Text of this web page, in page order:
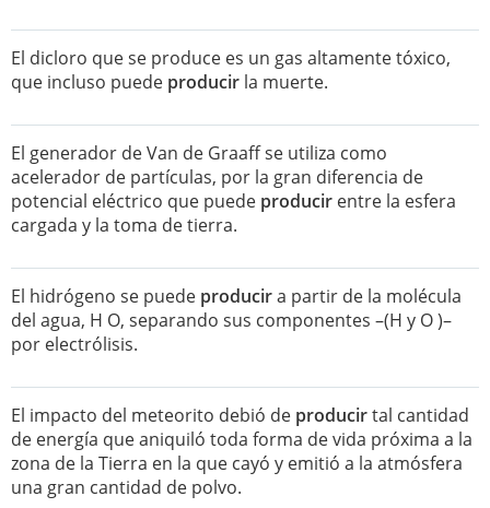
El dicloro que se produce es un gas altamente tóxico,
que incluso puede producir la muerte.
El generador de Van de Graaff se utiliza como
acelerador de partículas, por la gran diferencia de
potencial eléctrico que puede producir entre la esfera
cargada y la toma de tierra.
El hidrógeno se puede producira partir de la molécula
del agua, H O, separando sus componentes –(H y O )–
por electrólisis.
El impacto del meteorito debió de producirtal cantidad
de energía que aniquiló toda forma de vida próxima a la
zona de la Tierra en la que cayó y emitió a la atmósfera
una gran cantidad de polvo.